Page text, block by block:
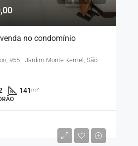
no condomínio
955 - Jardim Monte Kemel, São
141m²